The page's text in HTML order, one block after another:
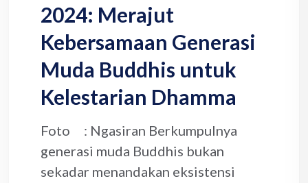
2024: Merajut
Kebersamaan Generasi
Muda Buddhis untuk
Kelestarian Dhamma
Foto : Ngasiran Berkumpulnya
generasi muda Buddhis bukan
sekadar menandakan eksistensi